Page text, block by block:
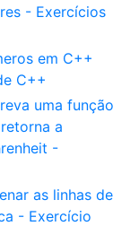
- Exercícios
em C++
C++
uma função
a
-
as linhas de
- Exercício